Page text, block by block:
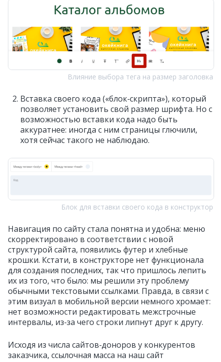
Влияние выбора тега на размер заголовка
Вставка своего кода («блок‑скрипта»), который
позволяет установить свой размер шрифта. Но с
возможностью вставки кода надо быть
аккуратнее: иногда с ним страницы глючили,
хотя сейчас такого не наблюдаю.
Блок для вставки своего кода в конструктор
Навигация по сайту стала понятна и удобна: меню
скорректировано в соответствии с новой
структурой сайта, появились футер и хлебные
крошки. Кстати, в конструкторе нет функционала
для создания последних, так что пришлось лепить
их из того, что было: мы решили эту проблему
обычными текстовыми ссылками. Правда, в связи с
этим визуал в мобильной версии немного хромает:
нет возможности редактировать межстрочные
интервалы, из‑за чего строки липнут друг к другу.
Исходя из числа сайтов‑доноров у конкурентов
заказчика, ссылочная масса на наш сайт